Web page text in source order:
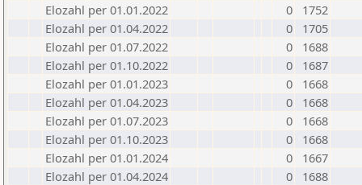
Elozahl per 01.01.2022
0
1752
Elozahl per 01.04.2022
0
1705
Elozahl per 01.07.2022
0
1688
Elozahl per 01.10.2022
0
1687
Elozahl per 01.01.2023
0
1668
Elozahl per 01.04.2023
0
1668
Elozahl per 01.07.2023
0
1668
Elozahl per 01.10.2023
0
1668
Elozahl per 01.01.2024
0
1667
Elozahl per 01.04.2024
0
1688